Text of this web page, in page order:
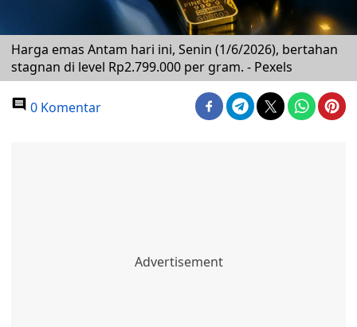
Harga emas Antam hari ini, Senin (1/6/2026), bertahan
stagnan di level Rp2.799.000 per gram. - Pexels
0 Komentar